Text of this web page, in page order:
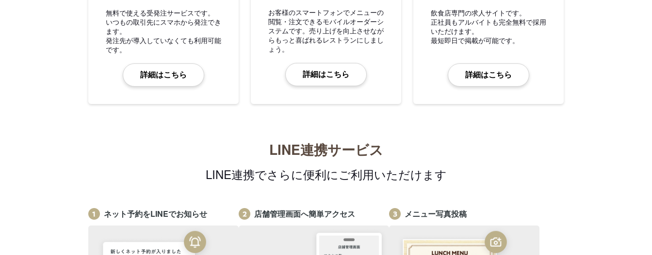
無料で使える受発注サービスです。
いつもの取引先にスマホから発注でき
ます。
発注先が導入していなくても利用可能
です。
詳細はこちら
お客様のスマートフォンでメニューの
閲覧・注文できるモバイルオーダーシ
ステムです。売り上げを向上させなが
らもっと喜ばれるレストランにしまし
ょう。
詳細はこちら
飲食店専門の求人サイトです。
正社員もアルバイトも完全無料で採用
いただけます。
最短即日で掲載が可能です。
詳細はこちら
LINE連携サービス
LINE連携でさらに便利にご利用いただけます
ネット予約をLINEでお知らせ 店舗管理画面へ簡単アクセス メニュー写真投稿